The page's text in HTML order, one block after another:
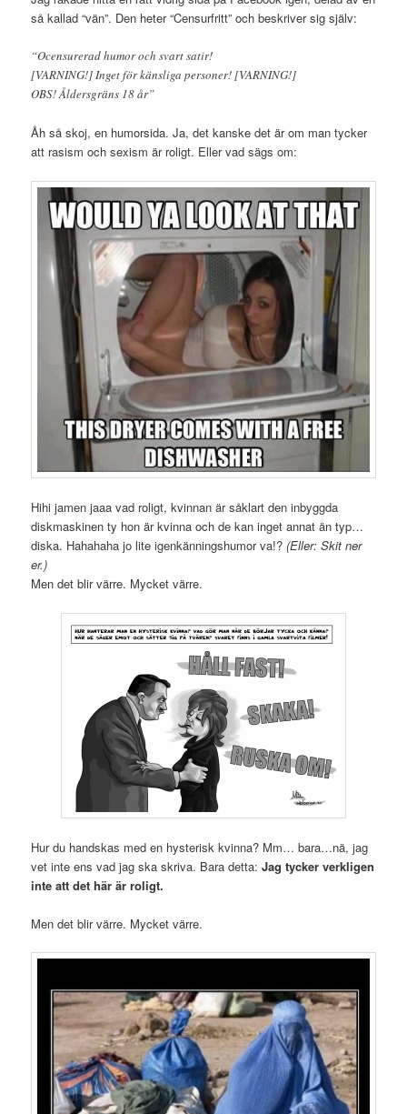
så kallad “vän”. Den heter “Censurfritt” och beskriver sig själv:
“Ocensurerad humor och svart satir!
[VARNING!] Inget för känsliga personer! [VARNING!]
OBS! Åldersgräns 18 år”
Åh så skoj, en humorsida. Ja, det kanske det är om man tycker
att rasism och sexism är roligt. Eller vad sägs om:
Hihi jamen jaaa vad roligt, kvinnan är såklart den inbyggda
diskmaskinen ty hon är kvinna och de kan inget annat än typ…
diska. Hahahaha jo lite igenkänningshumor va!? (Eller: Skit ner
er.)
Men det blir värre. Mycket värre.
Hur du handskas med en hysterisk kvinna? Mm… bara…nä, jag
vet inte ens vad jag ska skriva. Bara detta:Jag tycker verkligen
inte att det här är roligt.
Men det blir värre. Mycket värre.